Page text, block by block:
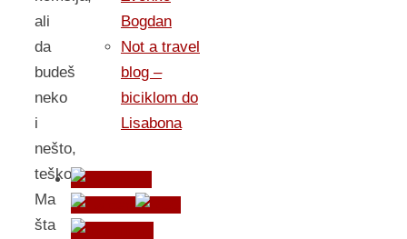
ali
da
budeš
neko
i
nešto,
teško.
Ma
šta
Bogdan
Not a travel
blog –
biciklom do
Lisabona